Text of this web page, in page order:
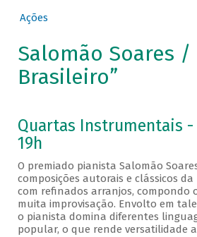
Ações
Salomão Soares /
Brasileiro”
Quartas Instrumentais -
19h
O premiado pianista Salomão
composições autorais e clássicos
com refinados arranjos, compondo
muita improvisação. Envolto em
o pianista domina diferentes
popular, o que rende versatilidade